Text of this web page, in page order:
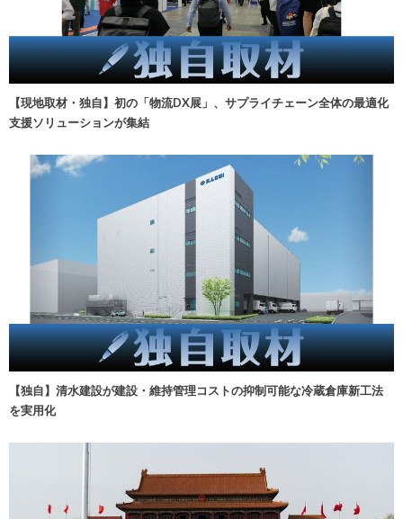
【現地取材・独自】初の「物流DX展」、サプライチェーン全体の最適化
支援ソリューションが集結
【独自】清水建設が建設・維持管理コストの抑制可能な冷蔵倉庫新工法
を実用化